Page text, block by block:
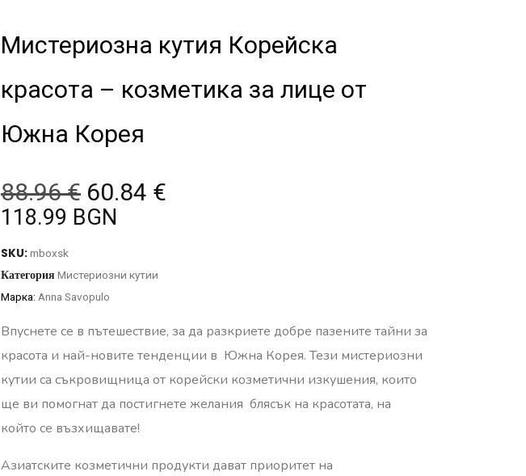
Мистериозна кутия Корейска
красота – козметика за лице от
Южна Корея
88.96€ 60.84 €
118.99 BGN
SKU:mboxsk
Категория Мистериозни кутии
Марка: Anna Savopulo
Впуснете се в пътешествие, за да разкриете добре пазените тайни за
красота и най-новите тенденции в Южна Корея. Тези мистериозни
кутии са съкровищница от корейски козметични изкушения, които
ще ви помогнат да постигнете желания блясък на красотата, на
който се възхищавате!
Азиатските козметични продукти дават приоритет на